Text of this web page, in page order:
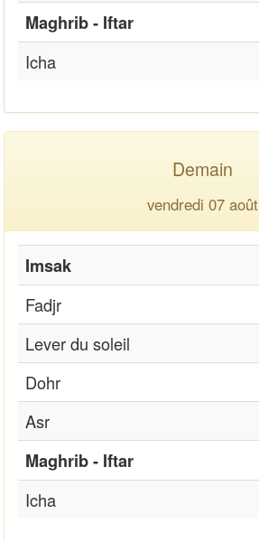
Maghrib - Iftar
Icha
Demain
vendredi 07 août
Imsak
Fadjr
Lever du soleil
Dohr
Asr
Maghrib - Iftar
Icha